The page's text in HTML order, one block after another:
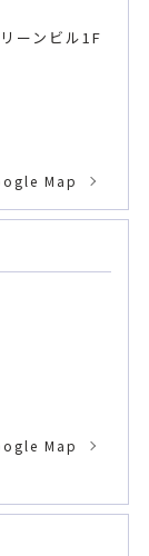
ーンビル1F
Map
Map